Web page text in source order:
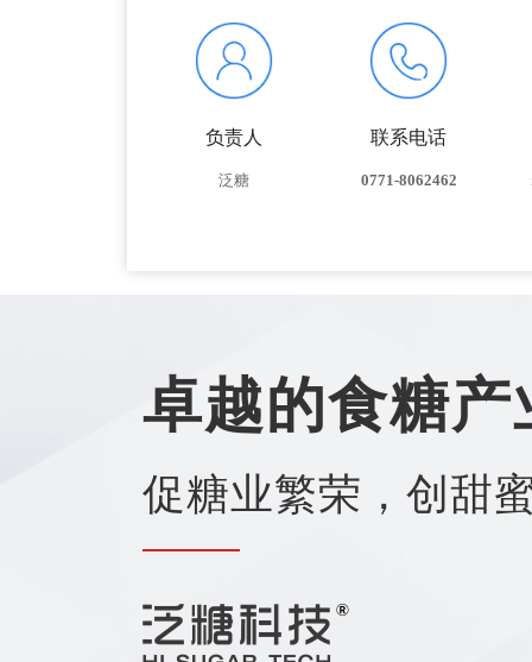
负责人
泛糖
联系电话
0771-8062462
卓越的食糖
促糖业繁荣，创甜